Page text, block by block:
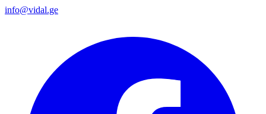
info@vidal.ge